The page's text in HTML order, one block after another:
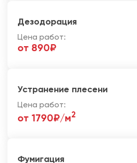
Дезодорация
Цена работ:
от 890₽
Устранение плесени
Цена работ:
от 1790₽/м2
Фумигация